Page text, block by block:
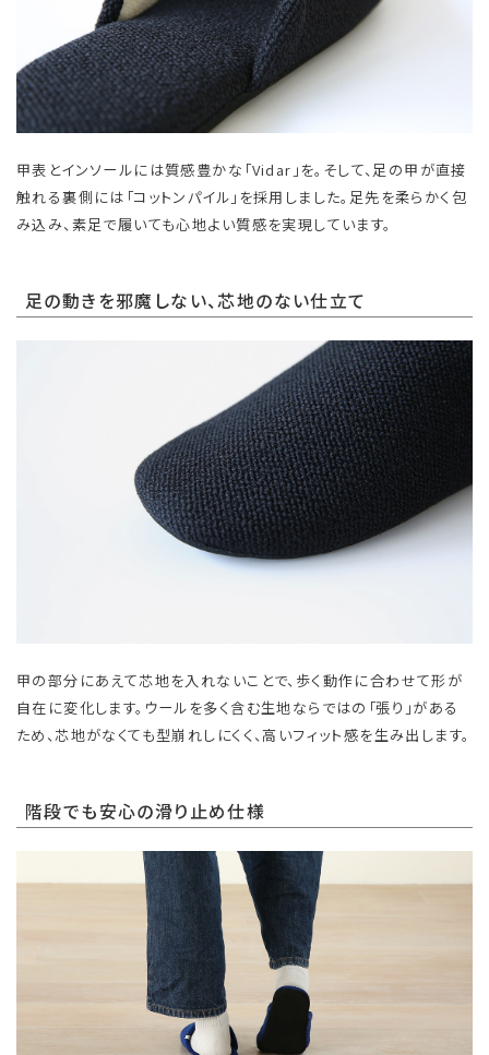
甲表とインソールには質感豊かな「Vidar」を。そして、足の甲が直接
触れる裏側には「コットンパイル」を採用しました。足先を柔らかく包
み込み、素足で履いても心地よい質感を実現しています。
足の動きを邪魔しない、芯地のない仕立て
甲の部分にあえて芯地を入れないことで、歩く動作に合わせて形が
自在に変化します。ウールを多く含む生地ならではの「張り」がある
ため、芯地がなくても型崩れしにくく、高いフィット感を生み出します。
階段でも安心の滑り止め仕様